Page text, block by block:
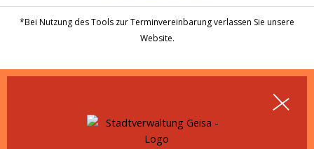
*Bei Nutzung des Tools zur Terminvereinbarung verlassen Sie unsere
Website.